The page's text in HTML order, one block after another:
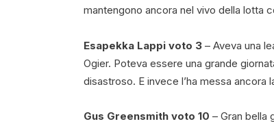
mantengono ancora nel vivo della lotta
Esapekka Lappi voto 3 – Aveva una
Ogier. Poteva essere una grande
disastroso. E invece l’ha messa ancora
Gus Greensmith voto 10 – Gran bella